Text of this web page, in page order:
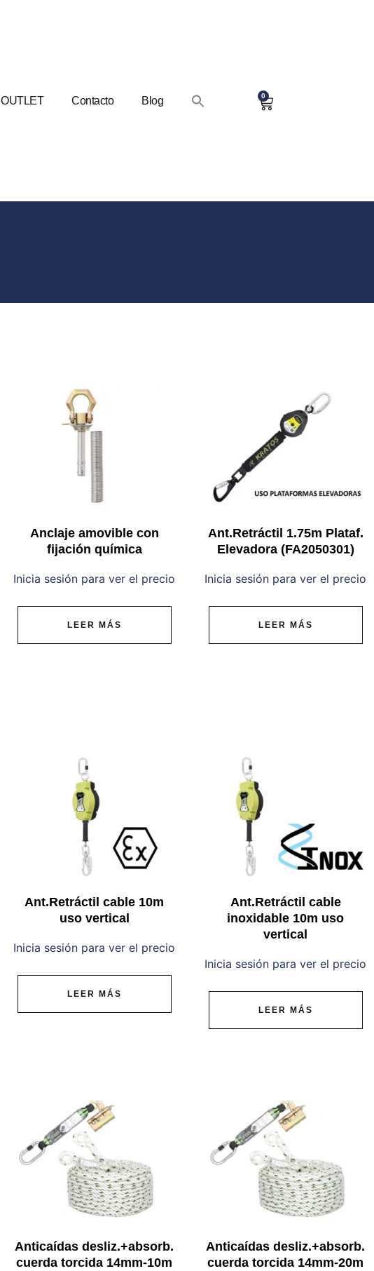
OUTLET Contacto Blog 0
Anclaje amovible con
fijación química
Inicia sesión para ver el precio
LEER MÁS
Ant.Retráctil 1.75m Plataf.
Elevadora (FA2050301)
Inicia sesión para ver el precio
LEER MÁS
Ant.Retráctil cable 10m
uso vertical
Inicia sesión para ver el precio
LEER MÁS
Ant.Retráctil cable
inoxidable 10m uso
vertical
Inicia sesión para ver el precio
LEER MÁS
Anticaídas desliz.+absorb.
cuerda torcida 14mm-10m
Anticaídas desliz.+absorb.
cuerda torcida 14mm-20m